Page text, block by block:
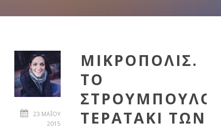
23 ΜΑΪ́ΟΥ 20
15
ΜΙΚΡΟΠΟΛΙΣ.
ΤΟ
ΣΤΡΟΥΜΠΟΥΛΟ
ΤΕΡΑΤΑΚΙ ΤΩΝ